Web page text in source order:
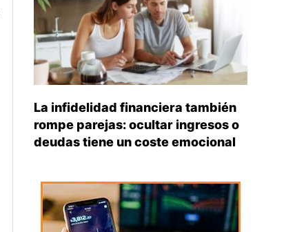
La infidelidad financiera también
rompe parejas: ocultar ingresos o
deudas tiene un coste emocional